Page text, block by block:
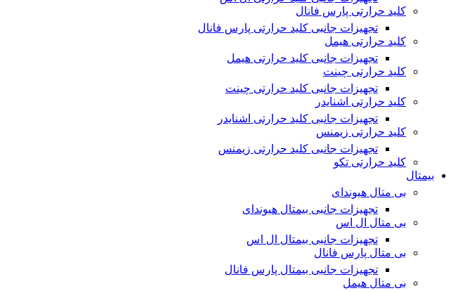
کلید حرارتی پارس فانال
تجهیزات جانبی کلید حرارتی پارس فانال
کلید حرارتی هیمل
تجهیزات جانبی کلید حرارتی هیمل
کلید حرارتی چینت
تجهیزات جانبی کلید حرارتی چینت
کلید حرارتی اشنایدر
تجهیزات جانبی کلید حرارتی اشنایدر
کلید حرارتی زیمنس
تجهیزات جانبی کلید حرارتی زیمنس
کلید حرارتی تکو
بیمتال
بی متال هیوندای
تجهیزات جانبی بیمتال هیوندای
بی متال ال اس
تجهیزات جانبی بیمتال ال اس
بی متال پارس فانال
تجهیزات جانبی بیمتال پارس فانال
بی متال هیمل